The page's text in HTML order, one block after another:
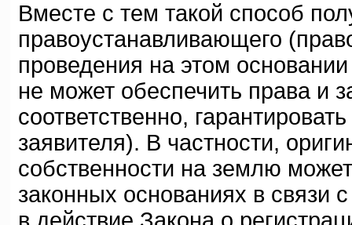
Вместе с тем такой способ
правоустанавливающего
проведения на этом
не может обеспечить права и
соответственно,
заявителя). В частности,
собственности на землю
законных основаниях в связи